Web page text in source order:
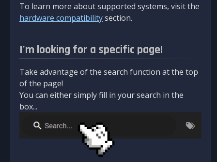
To learn more about supported systems, visit the
hardware compatibilitysection.
I'm looking for a specific page!
Take advantage of the search function at the top
of the page!
You can either simply fill in your search in the
box...